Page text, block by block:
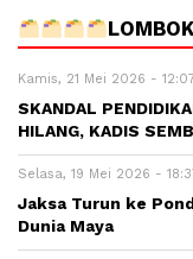
Kamis, 21 Mei 2026 -
SKANDAL
HILANG, KADIS
Selasa, 19 Mei 2026 -
Jaksa Turun ke
Dunia Maya